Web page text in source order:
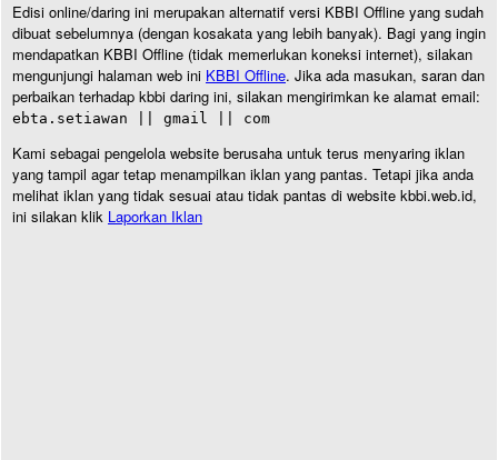
Edisi online/daring ini merupakan alternatif versi KBBI Offline yang sudah
dibuat sebelumnya (dengan kosakata yang lebih banyak). Bagi yang ingin
mendapatkan KBBI Offline (tidak memerlukan koneksi internet), silakan
mengunjungi halaman web ini KBBI Offline. Jika ada masukan, saran dan
perbaikan terhadap kbbi daring ini, silakan mengirimkan ke alamat email:
ebta.setiawan || gmail || com
Kami sebagai pengelola website berusaha untuk terus menyaring iklan
yang tampil agar tetap menampilkan iklan yang pantas. Tetapi jika anda
melihat iklan yang tidak sesuai atau tidak pantas di website kbbi.web.id,
ini silakan klik Laporkan Iklan